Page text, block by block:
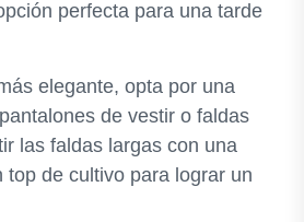
perfecta para una tarde
elegante, opta por una
de vestir o faldas
las faldas largas con una
top de cultivo para lograr un